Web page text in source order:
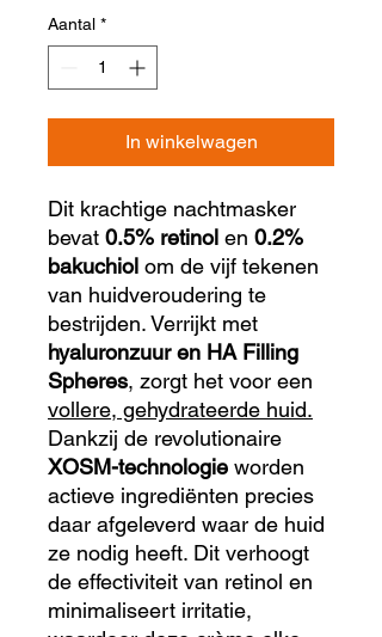
Aantal *
In winkelwagen
Dit krachtige nachtmasker
bevat 0.5% retinol en 0.2%
bakuchiol om de vijf tekenen
van huidveroudering te
bestrijden. Verrijkt met
hyaluronzuur en HA Filling
Spheres, zorgt het voor een
vollere, gehydrateerde huid.
Dankzij de revolutionaire
XOSM-technologie worden
actieve ingrediënten precies
daar afgeleverd waar de huid
ze nodig heeft. Dit verhoogt
de effectiviteit van retinol en
minimaliseert irritatie,